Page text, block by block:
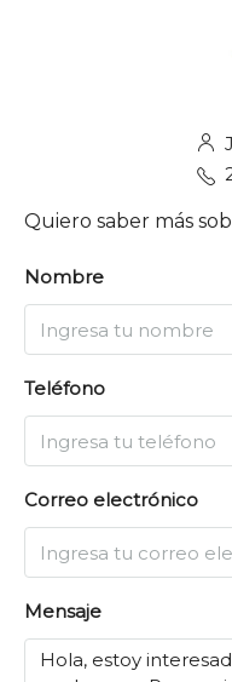
Quiero saber más
Nombre
Teléfono
Correo electrónico
Mensaje